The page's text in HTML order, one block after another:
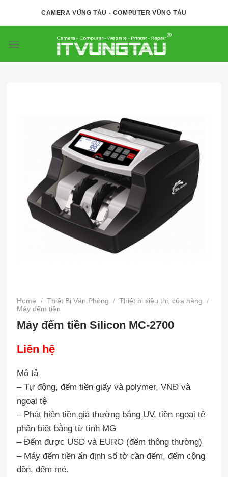
CAMERA VŨNG TÀU - COMPUTER VŨNG TÀU
Home / Thiết Bị Văn Phòng / Thiết bị siêu thị, cửa hàng /
Máy đếm tiền
Máy đếm tiền Silicon MC-2700
Liên hệ
Mô tả
– Tự động, đếm tiền giấy và polymer, VNĐ và
ngoại tệ
– Phát hiện tiền giả thường bằng UV, tiền ngoại tệ
phân biệt bằng từ tính MG
– Đếm được USD và EURO (đếm thông thường)
– Máy đếm tiền ấn định số tờ cần đếm, đếm cộng
dồn, đếm mẻ.